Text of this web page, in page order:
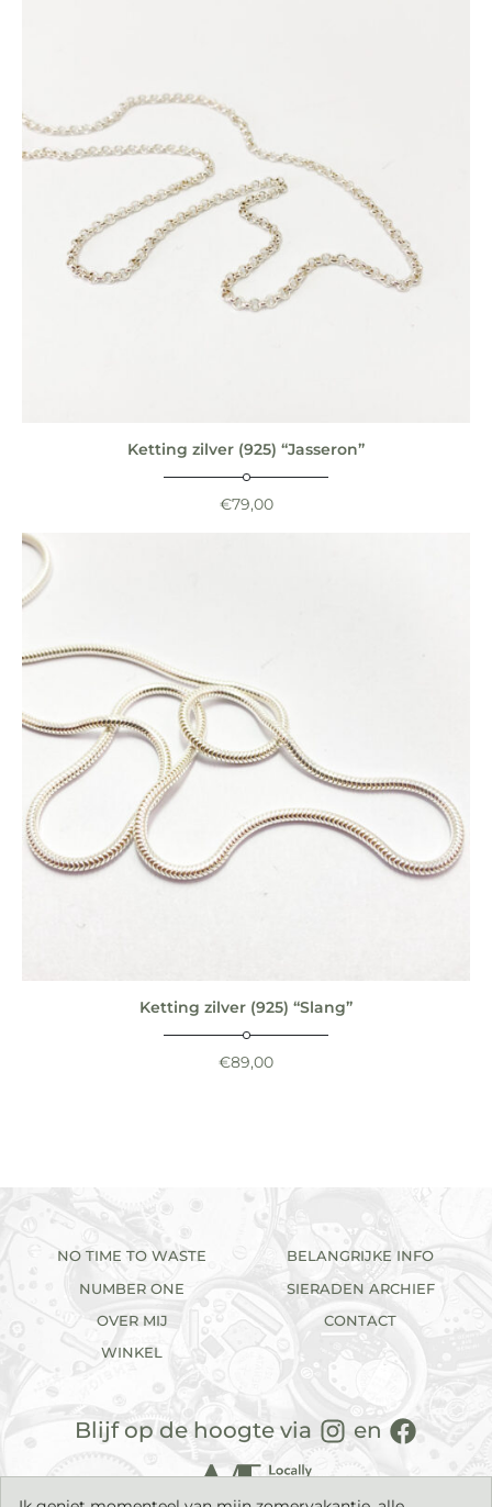
Ketting zilver (925) “Jasseron”
€79,00
Ketting zilver (925) “Slang”
€89,00
NO TIME TO WASTE
NUMBER ONE
OVER MIJ
WINKEL
BELANGRIJKE INFO
SIERADEN ARCHIEF
CONTACT
Blijf op de hoogte via en